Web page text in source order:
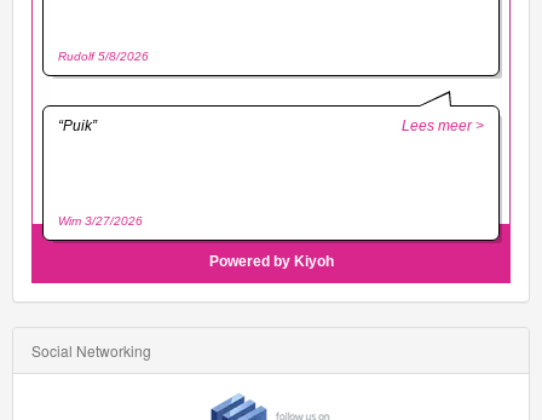
Social Networking